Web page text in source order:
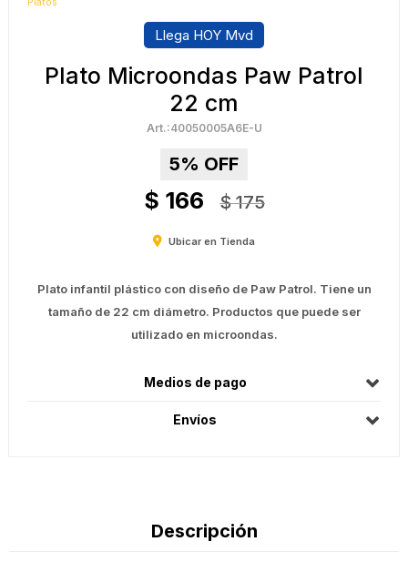
Platos
Llega HOY Mvd
Plato Microondas Paw Patrol
22 cm
40050005A6E-U
5
$ 166 $ 175
Ubicar en Tienda
Plato infantil plástico con diseño de Paw Patrol. Tiene un
tamaño de 22 cm diámetro. Productos que puede ser
utilizado en microondas.
Medios de pago
Envíos
Descripción